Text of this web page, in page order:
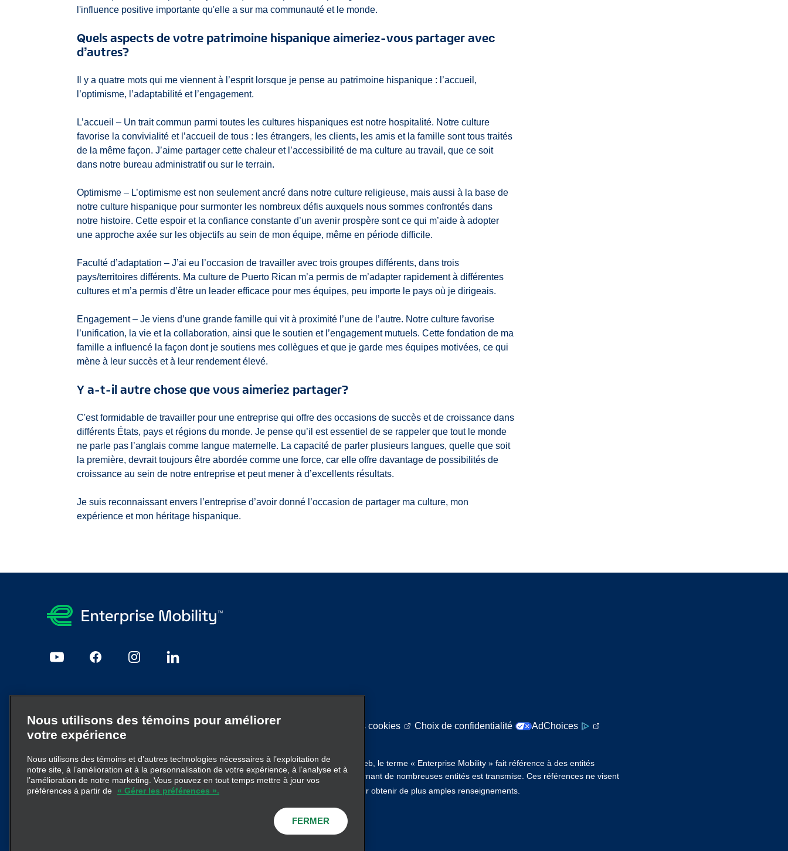
l'influence positive importante qu'elle a sur ma communauté et le monde.
Quels aspects de votre patrimoine hispanique aimeriez-vous partager avec
d’autres?
Il y a quatre mots qui me viennent à l’esprit lorsque je pense au patrimoine hispanique : l’accueil,
l’optimisme, l’adaptabilité et l’engagement.
L’accueil – Un trait commun parmi toutes les cultures hispaniques est notre hospitalité. Notre culture
favorise la convivialité et l’accueil de tous : les étrangers, les clients, les amis et la famille sont tous traités
de la même façon. J’aime partager cette chaleur et l’accessibilité de ma culture au travail, que ce soit
dans notre bureau administratif ou sur le terrain.
Optimisme – L’optimisme est non seulement ancré dans notre culture religieuse, mais aussi à la base de
notre culture hispanique pour surmonter les nombreux défis auxquels nous sommes confrontés dans
notre histoire. Cette espoir et la confiance constante d’un avenir prospère sont ce qui m’aide à adopter
une approche axée sur les objectifs au sein de mon équipe, même en période difficile.
Faculté d’adaptation – J’ai eu l’occasion de travailler avec trois groupes différents, dans trois
pays/territoires différents. Ma culture de Puerto Rican m’a permis de m’adapter rapidement à différentes
cultures et m’a permis d’être un leader efficace pour mes équipes, peu importe le pays où je dirigeais.
Engagement – Je viens d’une grande famille qui vit à proximité l’une de l’autre. Notre culture favorise
l’unification, la vie et la collaboration, ainsi que le soutien et l’engagement mutuels. Cette fondation de ma
famille a influencé la façon dont je soutiens mes collègues et que je garde mes équipes motivées, ce qui
mène à leur succès et à leur rendement élevé.
Y a-t-il autre chose que vous aimeriez partager?
C'est formidable de travailler pour une entreprise qui offre des occasions de succès et de croissance dans
différents États, pays et régions du monde. Je pense qu’il est essentiel de se rappeler que tout le monde
ne parle pas l’anglais comme langue maternelle. La capacité de parler plusieurs langues, quelle que soit
la première, devrait toujours être abordée comme une force, car elle offre davantage de possibilités de
croissance au sein de notre entreprise et peut mener à d’excellents résultats.
Je suis reconnaissant envers l’entreprise d’avoir donné l’occasion de partager ma culture, mon
expérience et mon héritage hispanique.
Plan du siteJobsPrivacy@em.com ConfidentialitéPolitique sur l'utilisation des cookies Choix de confidentialité AdChoices
Enterprise Mobility est un important fournisseur de services de mobilité. Sur ce site Web, le terme « Enterprise Mobility » fait référence à des entités
d’entreprise particulières ou à la marque Enterprise Mobility, et de l’information concernant de nombreuses entités est transmise. Ces références ne visent
pas à transmettre ni à remplacer la structure d’entreprise existante. Cliquez
pour obtenir de plus amples renseignements.
Nous utilisons des témoins pour améliorer
votre expérience
Nous utilisons des témoins et d’autres technologies nécessaires à l’exploitation de
notre site, à l’amélioration et à la personnalisation de votre expérience, à l’analyse et à
l’amélioration de notre marketing. Vous pouvez en tout temps mettre à jour vos
préférences à partir de « Gérer les préférences ».
FERMER